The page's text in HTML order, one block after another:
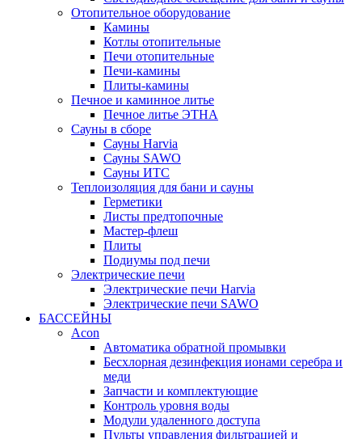
Отопительное оборудование
Камины
Котлы отопительные
Печи отопительные
Печи-камины
Плиты-камины
Печное и каминное литье
Печное литье ЭТНА
Сауны в сборе
Cауны Harvia
Сауны SAWO
Сауны ИТС
Теплоизоляция для бани и сауны
Герметики
Листы предтопочные
Мастер-флеш
Плиты
Подиумы под печи
Электрические печи
Электрические печи Harvia
Электрические печи SAWO
БАССЕЙНЫ
Acon
Автоматика обратной промывки
Беcхлорная дезинфекция ионами серебра и
меди
Запчасти и комплектующие
Контроль уровня воды
Модули удаленного доступа
Пульты управления фильтрацией и